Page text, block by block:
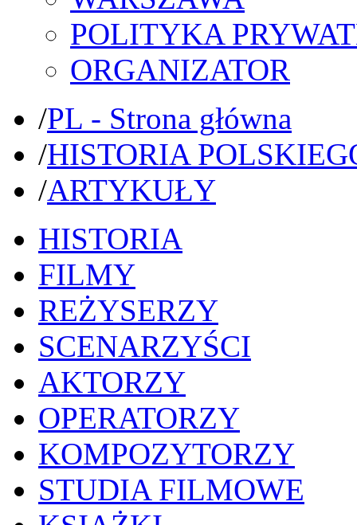
POLITYKA
ORGANIZATOR
/PL - Strona główna
/HISTORIA
/ARTYKUŁY
HISTORIA
FILMY
REŻYSERZY
SCENARZYŚCI
AKTORZY
OPERATORZY
KOMPOZYTORZY
STUDIA FILMOWE